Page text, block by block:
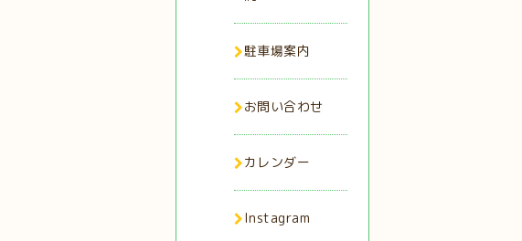
駐車場案内
お問い合わせ
カレンダー
Instagram